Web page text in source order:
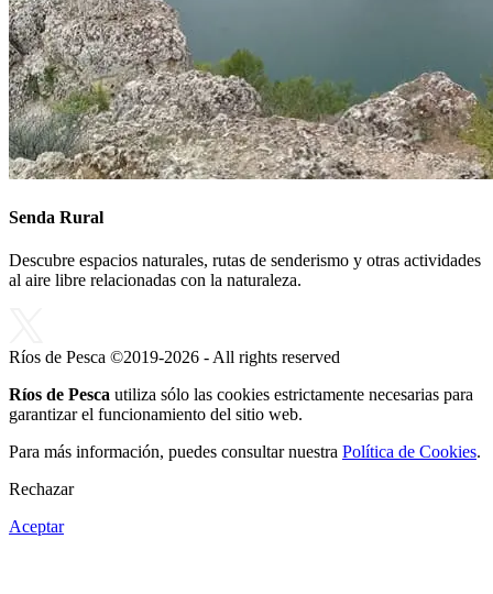
Senda Rural
Descubre espacios naturales, rutas de senderismo y otras actividades
al aire libre relacionadas con la naturaleza.
Ríos de Pesca ©2019-2026 - All rights reserved
Ríos de Pesca utiliza sólo las cookies estrictamente necesarias para
garantizar el funcionamiento del sitio web.
Para más información, puedes consultar nuestra Política de Cookies.
Rechazar
Aceptar